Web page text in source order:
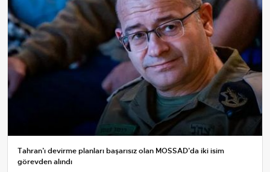
Tahran’ı devirme planları başarısız olan MOSSAD’da iki isim
görevden alındı